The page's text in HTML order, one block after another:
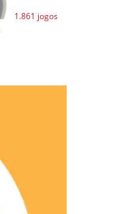
1.861 jogos